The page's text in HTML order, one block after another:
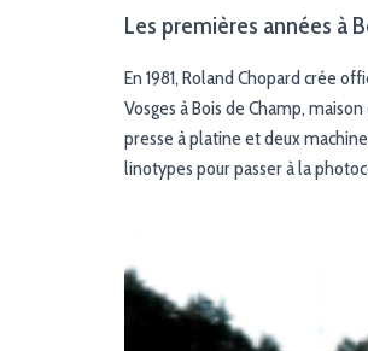
Les premières années à
En 1981, Roland Chopard crée
Vosges à Bois de Champ,
presse à platine et deux
linotypes pour passer à la